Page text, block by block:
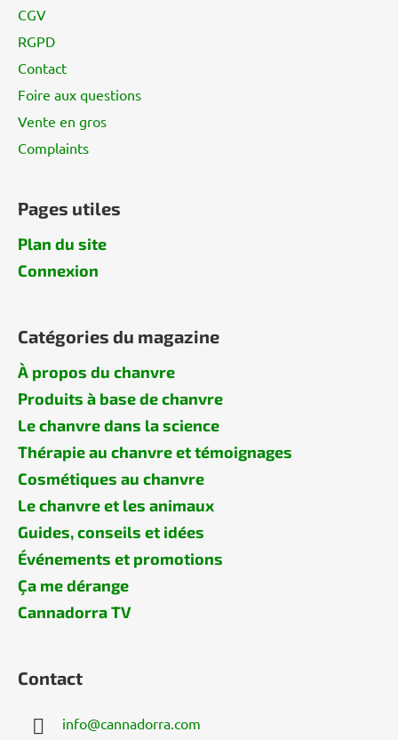
CGV
RGPD
Contact
Foire aux questions
Vente en gros
Complaints
Pages utiles
Plan du site
Connexion
Catégories du magazine
À propos du chanvre
Produits à base de chanvre
Le chanvre dans la science
Thérapie au chanvre et témoignages
Cosmétiques au chanvre
Le chanvre et les animaux
Guides, conseils et idées
Événements et promotions
Ça me dérange
Cannadorra TV
Contact
info@cannadorra.com